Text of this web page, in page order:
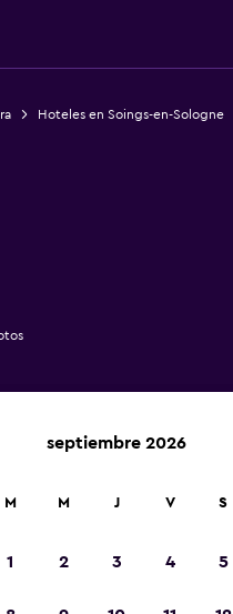
Hoteles en Soings-en-Sologne
septiembre 2026
M M J V S
1 2 3 4 5